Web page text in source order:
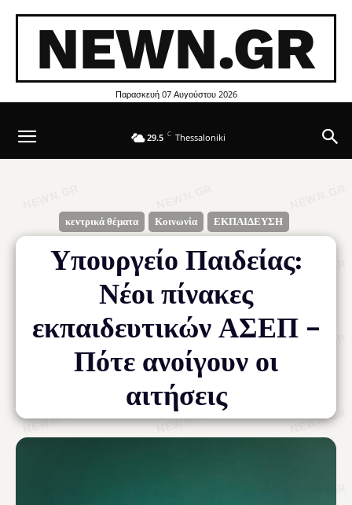
NEWN.GR
Παρασκευή 07 Αυγούστου 2026
29.5 C Thessaloniki
κεντρικά θέματα Κοινωνία ΕΚΠΑΙΔΕΥΣΗ
Υπουργείο Παιδείας:
Νέοι πίνακες
εκπαιδευτικών ΑΣΕΠ –
Πότε ανοίγουν οι
αιτήσεις